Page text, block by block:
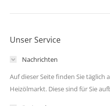
Unser Service
Nachrichten
Auf dieser Seite finden Sie täglich
Heizölmarkt. Diese sind für Sie